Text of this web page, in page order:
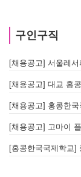
구인구직
[채용공고] 홍콩한
[채용공고] 고마이
[홍콩한국국제학교]